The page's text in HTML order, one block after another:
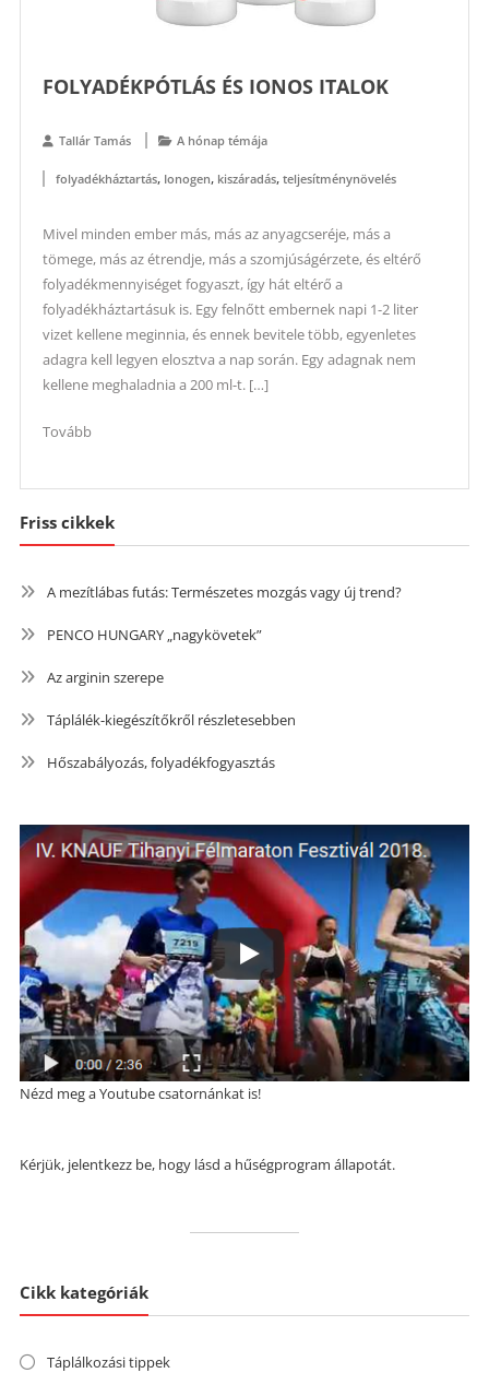
FOLYADÉKPÓTLÁS ÉS IONOS ITALOK
Tallár Tamás A hónap témája
folyadékháztartás, Ionogen, kiszáradás, teljesítménynövelés
Mivel minden ember más, más az anyagcseréje, más a
tömege, más az étrendje, más a szomjúságérzete, és eltérő
folyadékmennyiséget fogyaszt, így hát eltérő a
folyadékháztartásuk is. Egy felnőtt embernek napi 1-2 liter
vizet kellene meginnia, és ennek bevitele több, egyenletes
adagra kell legyen elosztva a nap során. Egy adagnak nem
kellene meghaladnia a 200 ml-t. […]
Tovább
Friss cikkek
A mezítlábas futás: Természetes mozgás vagy új trend?
PENCO HUNGARY „nagykövetek”
Az arginin szerepe
Táplálék-kiegészítőkről részletesebben
Hőszabályozás, folyadékfogyasztás
Nézd meg a Youtube csatornánkat is!
Kérjük, jelentkezz be, hogy lásd a hűségprogram állapotát.
Cikk kategóriák
Táplálkozási tippek